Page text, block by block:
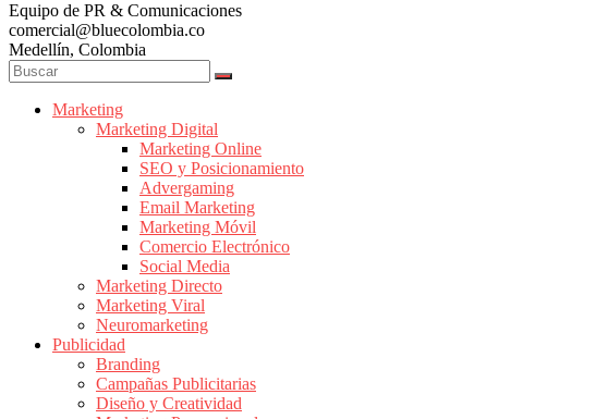
Marketing
Colombia
|
Revistas
Marketing
Publicidad
Colombia
Magazine
Equipo de PR & Comunicaciones
comercial@bluecolombia.co
Medellín, Colombia
Marketing
Marketing Digital
Marketing Online
SEO y Posicionamiento
Advergaming
Email Marketing
Marketing Móvil
Comercio Electrónico
Social Media
Marketing Directo
Marketing Viral
Neuromarketing
Publicidad
Branding
Campañas Publicitarias
Diseño y Creatividad